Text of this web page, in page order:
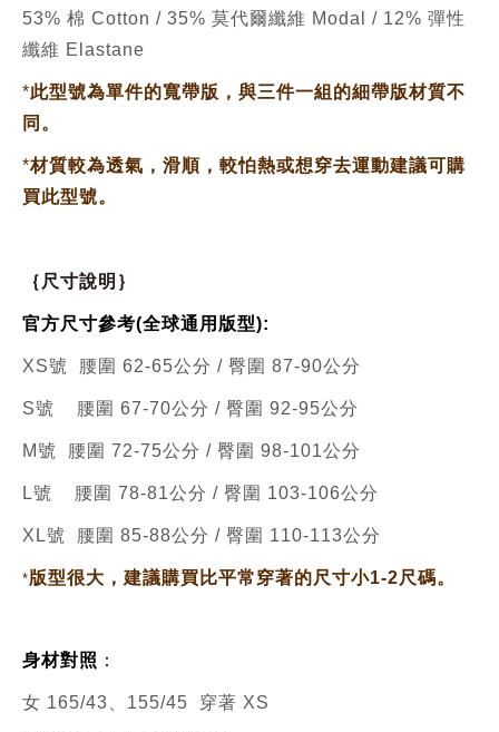
53% 棉 Cotton / 35% 莫代爾纖維 Modal / 12% 彈性
纖維 Elastane
*此型號為單件的寬帶版，與三件一組的細帶版材質不
同。
*材質較為透氣，滑順，較怕熱或想穿去運動建議可購
買此型號。
｛尺寸說明｝
官方尺寸參考(全球通用版型):
XS號 腰圍 62-65公分 / 臀圍 87-90公分
S號 腰圍 67-70公分 / 臀圍 92-95公分
M號 腰圍 72-75公分 / 臀圍 98-101公分
L號 腰圍 78-81公分 / 臀圍 103-106公分
XL號 腰圍 85-88公分 / 臀圍 110-113公分
*版型很大，建議購買比平常穿著的尺寸小1-2尺碼。
身材對照 ：
女 165/43、 155/45 穿著 XS